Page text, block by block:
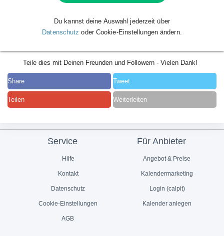
Teile dies mit Deinen Freunden und Followern - Vielen Dank!
Share Tweet
Teilen Weiterleiten
Service
Hilfe
Kontakt
Datenschutz
Cookie-Einstellungen
AGB
Für Anbieter
Angebot & Preise
Kalendermarketing
Login (calpit)
Kalender anlegen
Du kannst deine Auswahl jederzeit über
Datenschutz oder Cookie-Einstellungen ändern.